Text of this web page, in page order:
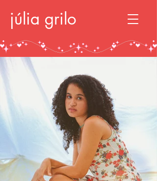
júlia grilo